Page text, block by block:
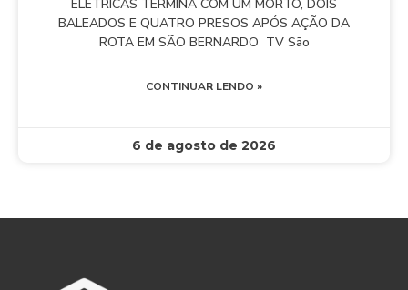
ELÉTRICAS TERMINA COM UM MORTO, DOIS
BALEADOS E QUATRO PRESOS APÓS AÇÃO DA
ROTA EM SÃO BERNARDO TV São
CONTINUAR LENDO »
6 de agosto de 2026